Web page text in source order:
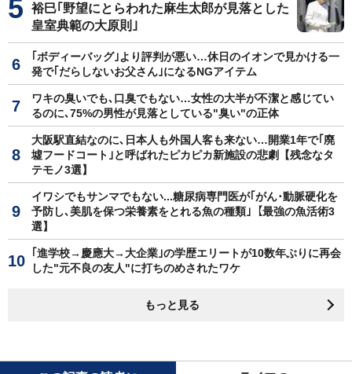
裕巳｢野望にとらわれた麻生太郎が見落とした
皇室典範の大原則｣
｢ボディーバッグ｣より評判が悪い…休日のイオンで見かける一
発で｢だらしないお父さん｣になるNGアイテム
ワキの臭いでも､口臭でもない…女性の大半が不潔と感じてい
るのに､75%の男性が見落としている"臭い"の正体
大阪駅直結なのに､日本人も外国人客も来ない…開業1年で｢廃
墟フードコート｣と呼ばれたピカピカ新施設の悲劇【残念なタ
テモノ3選】
イワシでもサンマでもない...糖尿病専門医が｢がん･動脈硬化を
予防し､美肌を保つ栄養素をとれる魚の種類｣【最強の魚活術3
選】
｢進学校→慶應大→大企業｣の学歴エリートが10数年ぶりに再会
した"元不良の友人"に打ちのめされたワケ
もっと見る